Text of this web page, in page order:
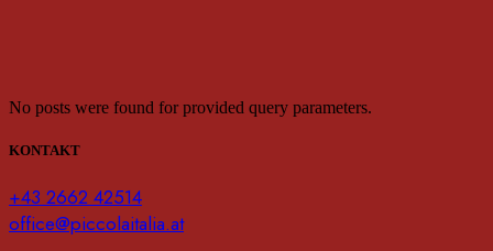
No posts were found for provided query parameters.
KONTAKT
+43 2662 42514
office@piccolaitalia.at